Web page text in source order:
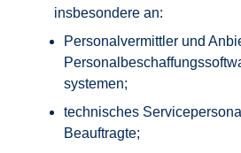
insbesondere an:
Personalvermittler und
systemen;
technisches
Beauftragte;